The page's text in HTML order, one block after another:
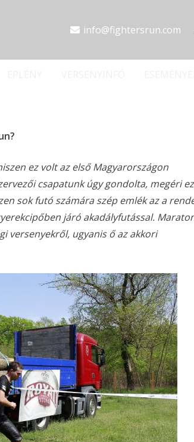
info@fightersrun.com
ez volt az első Magyarországon
csapatunk úgy gondolta, megéri
sok futó számára szép emlék az a
járó akadályfutással.
versenyekről, ugyanis ő az akkori